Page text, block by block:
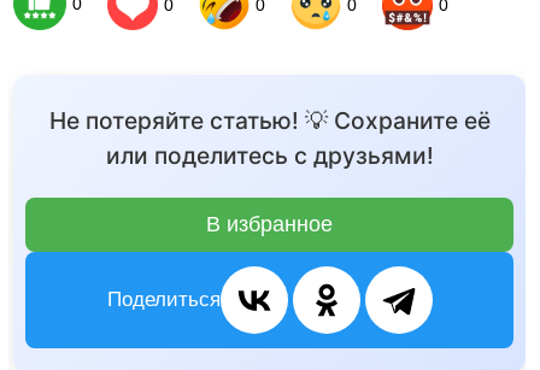
0 0 0 0
Не потеряйте статью! 💡 Сохраните её
или поделитесь с друзьями!
В избранное
Поделиться